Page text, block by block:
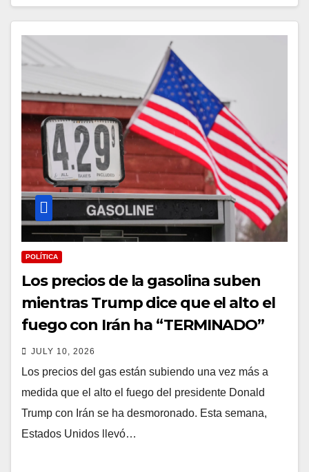
POLÍTICA
Los precios de la gasolina suben
mientras Trump dice que el alto el
fuego con Irán ha “TERMINADO”
JULY 10, 2026
Los precios del gas están subiendo una vez más a
medida que el alto el fuego del presidente Donald
Trump con Irán se ha desmoronado. Esta semana,
Estados Unidos llevó…